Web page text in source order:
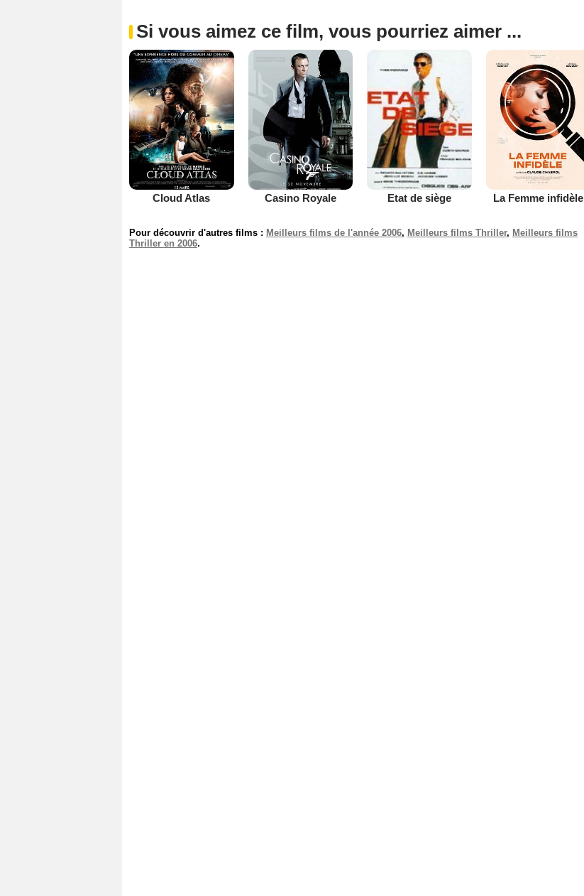
Si vous aimez ce film, vous pourriez aimer ...
Cloud Atlas Casino Royale Etat de siège La Femme infidèle
Pour découvrir d'autres films : Meilleurs films de l'année 2006, Meilleurs films Thriller, Meilleurs films
Thriller en 2006.